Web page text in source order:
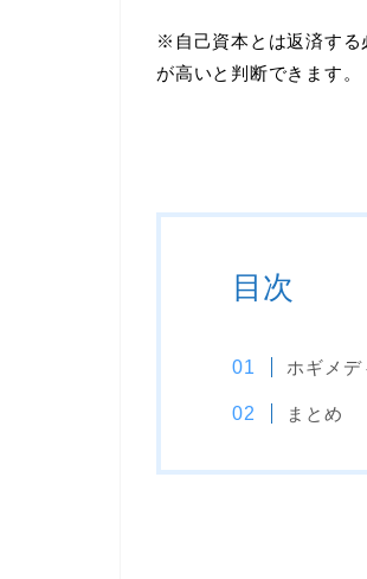
※自己資本とは返済する
が高いと判断できます。
目次
ホギメデ
まとめ